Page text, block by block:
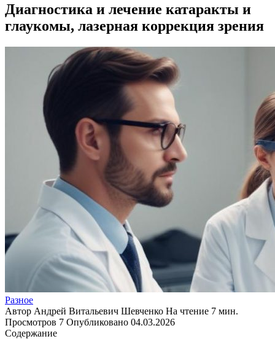
Диагностика и лечение катаракты и
глаукомы, лазерная коррекция зрения
Разное
Автор Андрей Витальевич Шевченко На чтение 7 мин.
Просмотров 7 Опубликовано 04.03.2026
Содержание